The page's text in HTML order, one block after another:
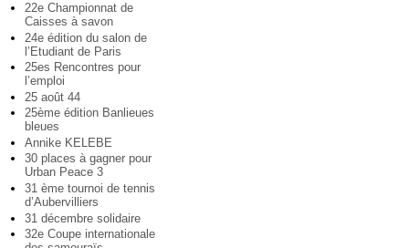
22e Championnat de
Caisses à savon
24e édition du salon de
l’Etudiant de Paris
25es Rencontres pour
l’emploi
25 août 44
25ème édition Banlieues
bleues
Annike KELEBE
30 places à gagner pour
Urban Peace 3
31 ème tournoi de tennis
d’Aubervilliers
31 décembre solidaire
32e Coupe internationale